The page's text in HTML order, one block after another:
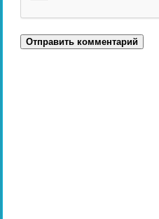
Отправить комментарий